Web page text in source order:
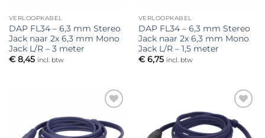
VERLOOPKABEL
DAP FL34 – 6,3 mm Stereo
Jack naar 2x 6,3 mm Mono
Jack L/R – 3 meter
€8,45 incl. btw
VERLOOPKABEL
DAP FL34 – 6,3 mm Stereo
Jack naar 2x 6,3 mm Mono
Jack L/R – 1,5 meter
€6,75 incl. btw
Toevoegen
aan
verlanglijst
Toevoegen
aan
verlanglijst